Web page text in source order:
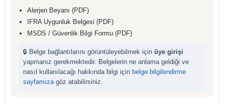
Alerjen Beyanı (PDF)
IFRA Uygunluk Belgesi (PDF)
MSDS / Güvenlik Bilgi Formu (PDF)
🔒 Belge bağlantılarını görüntüleyebilmek için üye girişi
yapmanız gerekmektedir. Belgelerin ne anlama geldiği ve
nasıl kullanılacağı hakkında bilgi için belge bilgilendirme
sayfamızagöz atabilirsiniz.